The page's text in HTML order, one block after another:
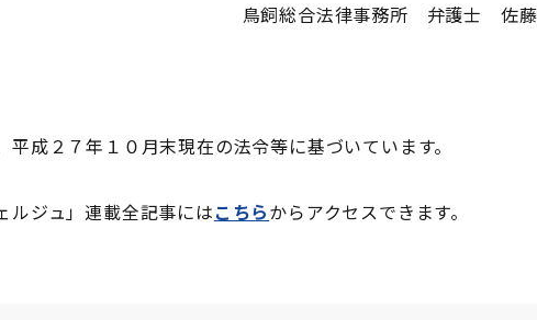
鳥飼総合法律事務所 弁護士 佐
成２７年１０月末現在の法令等に基づいています。
ジュ」連載全記事にはこちらからアクセスできます。